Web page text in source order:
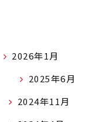
2026年1月
2025年6月
2024年11月